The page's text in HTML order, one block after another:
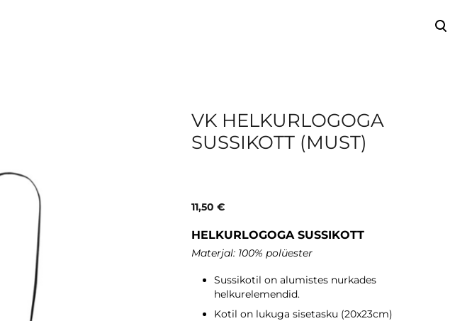
VK HELKURLOGOGA
SUSSIKOTT (MUST)
11,50 €
HELKURLOGOGA SUSSIKOTT
Materjal: 100% polüester
Sussikotil on alumistes nurkades
helkurelemendid.
Kotil on lukuga sisetasku (20x23cm)